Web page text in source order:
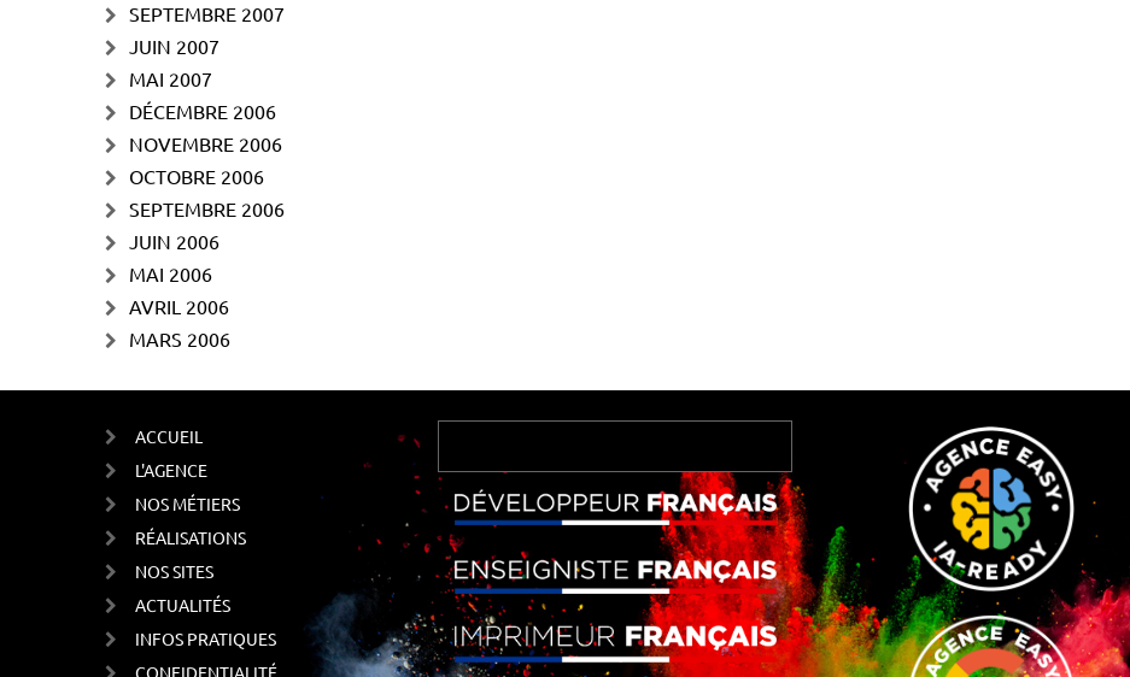
SEPTEMBRE 2007
JUIN 2007
MAI 2007
DÉCEMBRE 2006
NOVEMBRE 2006
OCTOBRE 2006
SEPTEMBRE 2006
JUIN 2006
MAI 2006
AVRIL 2006
MARS 2006
ACCUEIL
L'AGENCE
NOS MÉTIERS
RÉALISATIONS
NOS SITES
ACTUALITÉS
INFOS PRATIQUES
CONFIDENTIALITÉ